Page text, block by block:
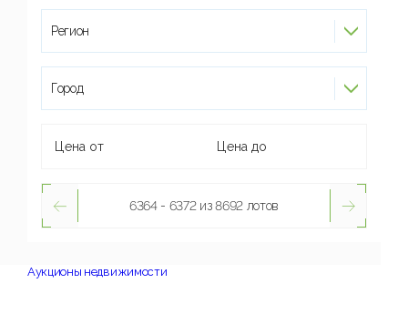
Регион
Город
6364 - 6372 из 8692 лотов
Аукционы недвижимости